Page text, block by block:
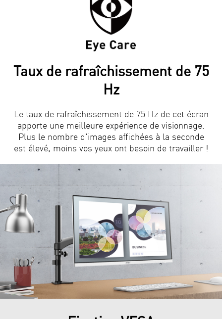
Taux de rafraîchissement de 75
Hz
Le taux de rafraîchissement de 75 Hz de cet écran
apporte une meilleure expérience de visionnage.
Plus le nombre d'images affichées à la seconde
est élevé, moins vos yeux ont besoin de travailler !